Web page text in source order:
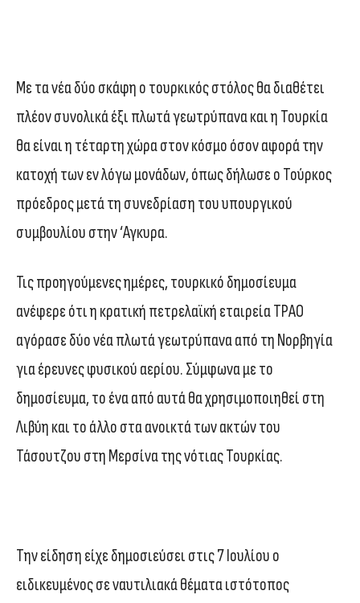
Με τα νέα δύο σκάφη ο τουρκικός στόλος θα διαθέτει
πλέον συνολικά έξι πλωτά γεωτρύπανα και η Τουρκία
θα είναι η τέταρτη χώρα στον κόσμο όσον αφορά την
κατοχή των εν λόγω μονάδων, όπως δήλωσε ο Τούρκος
πρόεδρος μετά τη συνεδρίαση του υπουργικού
συμβουλίου στην ‘Αγκυρα.
Τις προηγούμενες ημέρες, τουρκικό δημοσίευμα
ανέφερε ότι η κρατική πετρελαϊκή εταιρεία TPAO
αγόρασε δύο νέα πλωτά γεωτρύπανα από τη Νορβηγία
για έρευνες φυσικού αερίου. Σύμφωνα με το
δημοσίευμα, το ένα από αυτά θα χρησιμοποιηθεί στη
Λιβύη και το άλλο στα ανοικτά των ακτών του
Τάσουτζου στη Μερσίνα της νότιας Τουρκίας.
Την είδηση είχε δημοσιεύσει στις 7 Ιουλίου ο
ειδικευμένος σε ναυτιλιακά θέματα ιστότοπος